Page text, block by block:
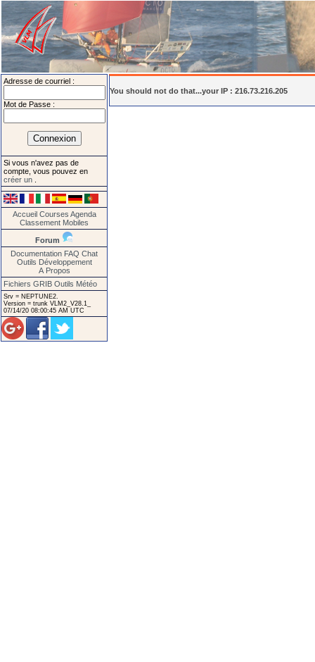
Adresse de courriel :
Mot de Passe :
Si vous n'avez pas de
compte, vous pouvez en
créer un
Accueil Courses Agenda
Classement Mobiles
Forum
Documentation FAQ Chat
Outils Développement
A Propos
Fichiers GRIB Outils Météo
Srv = NEPTUNE2.
Version = trunk VLM2_V28.1_
07/14/20 08:00:45 AM UTC
You should not do that...your IP : 216.73.216.205